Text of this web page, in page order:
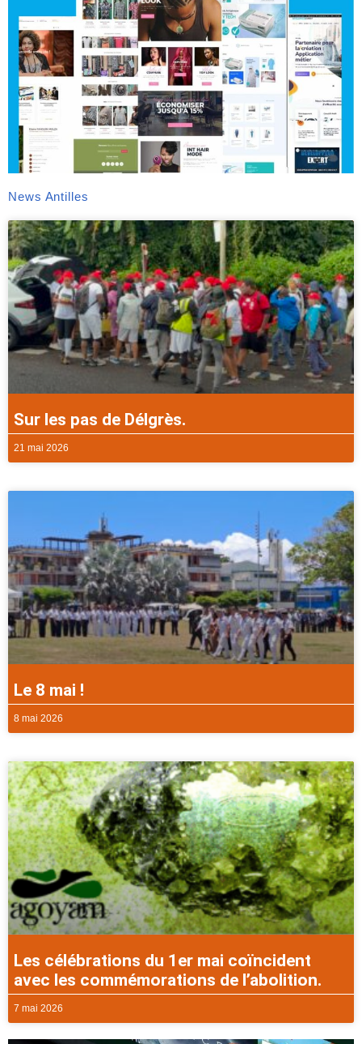
News Antilles
Sur les pas de Délgrès.
21 mai 2026
Le 8 mai !
8 mai 2026
Les célébrations du 1er mai coïncident
avec les commémorations de l’abolition.
7 mai 2026